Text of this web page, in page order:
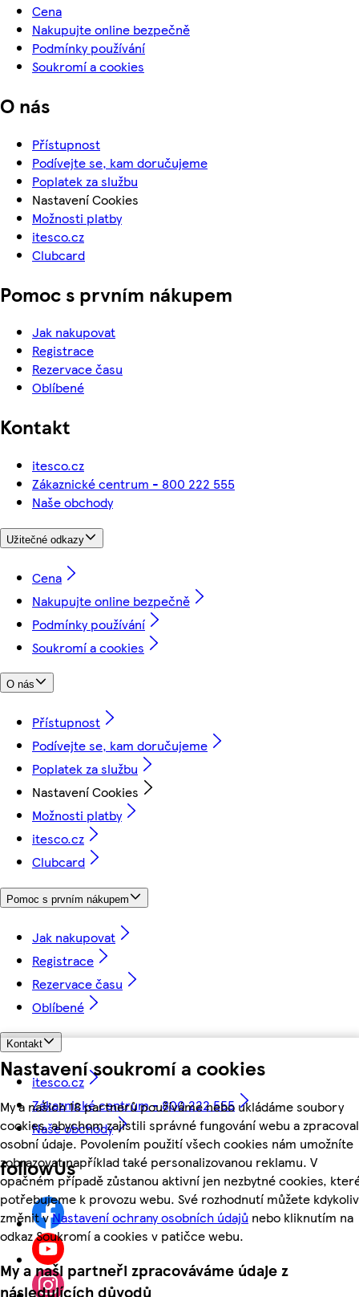
Nastavení soukromí a cookies
My a našich 18 partnerů používáme nebo ukládáme soubory
cookies, abychom zajistili správné fungování webu a
osobní údaje. Povolením použití všech cookies nám umožníte
zobrazovat například také personalizovanou reklamu. V
opačném případě zůstanou aktivní jen nezbytné cookies,
potřebujeme k provozu webu. Své rozhodnutí můžete kdykoliv
změnit vNastavení ochrany osobních údajů nebo kliknutím na
odkaz Soukromí a cookies v patičce webu.
My a naši partneři zpracováváme údaje z
následujících důvodů
Cena
Nakupujte online bezpečně
Podmínky používání
Soukromí a cookies
O nás
Přístupnost
Podívejte se, kam doručujeme
Poplatek za službu
Nastavení Cookies
Možnosti platby
itesco.cz
Clubcard
Pomoc s prvním nákupem
Jak nakupovat
Registrace
Rezervace času
Oblíbené
Kontakt
itesco.cz
Zákaznické centrum - 800 222 555
Naše obchody
Užitečné odkazy
Cena
Nakupujte online bezpečně
Podmínky používání
Soukromí a cookies
O nás
Přístupnost
Podívejte se, kam doručujeme
Poplatek za službu
Nastavení Cookies
Možnosti platby
itesco.cz
Clubcard
Pomoc s prvním nákupem
Jak nakupovat
Registrace
Rezervace času
Oblíbené
Kontakt
itesco.cz
Zákaznické centrum - 800 222 555
Naše obchody
followUs